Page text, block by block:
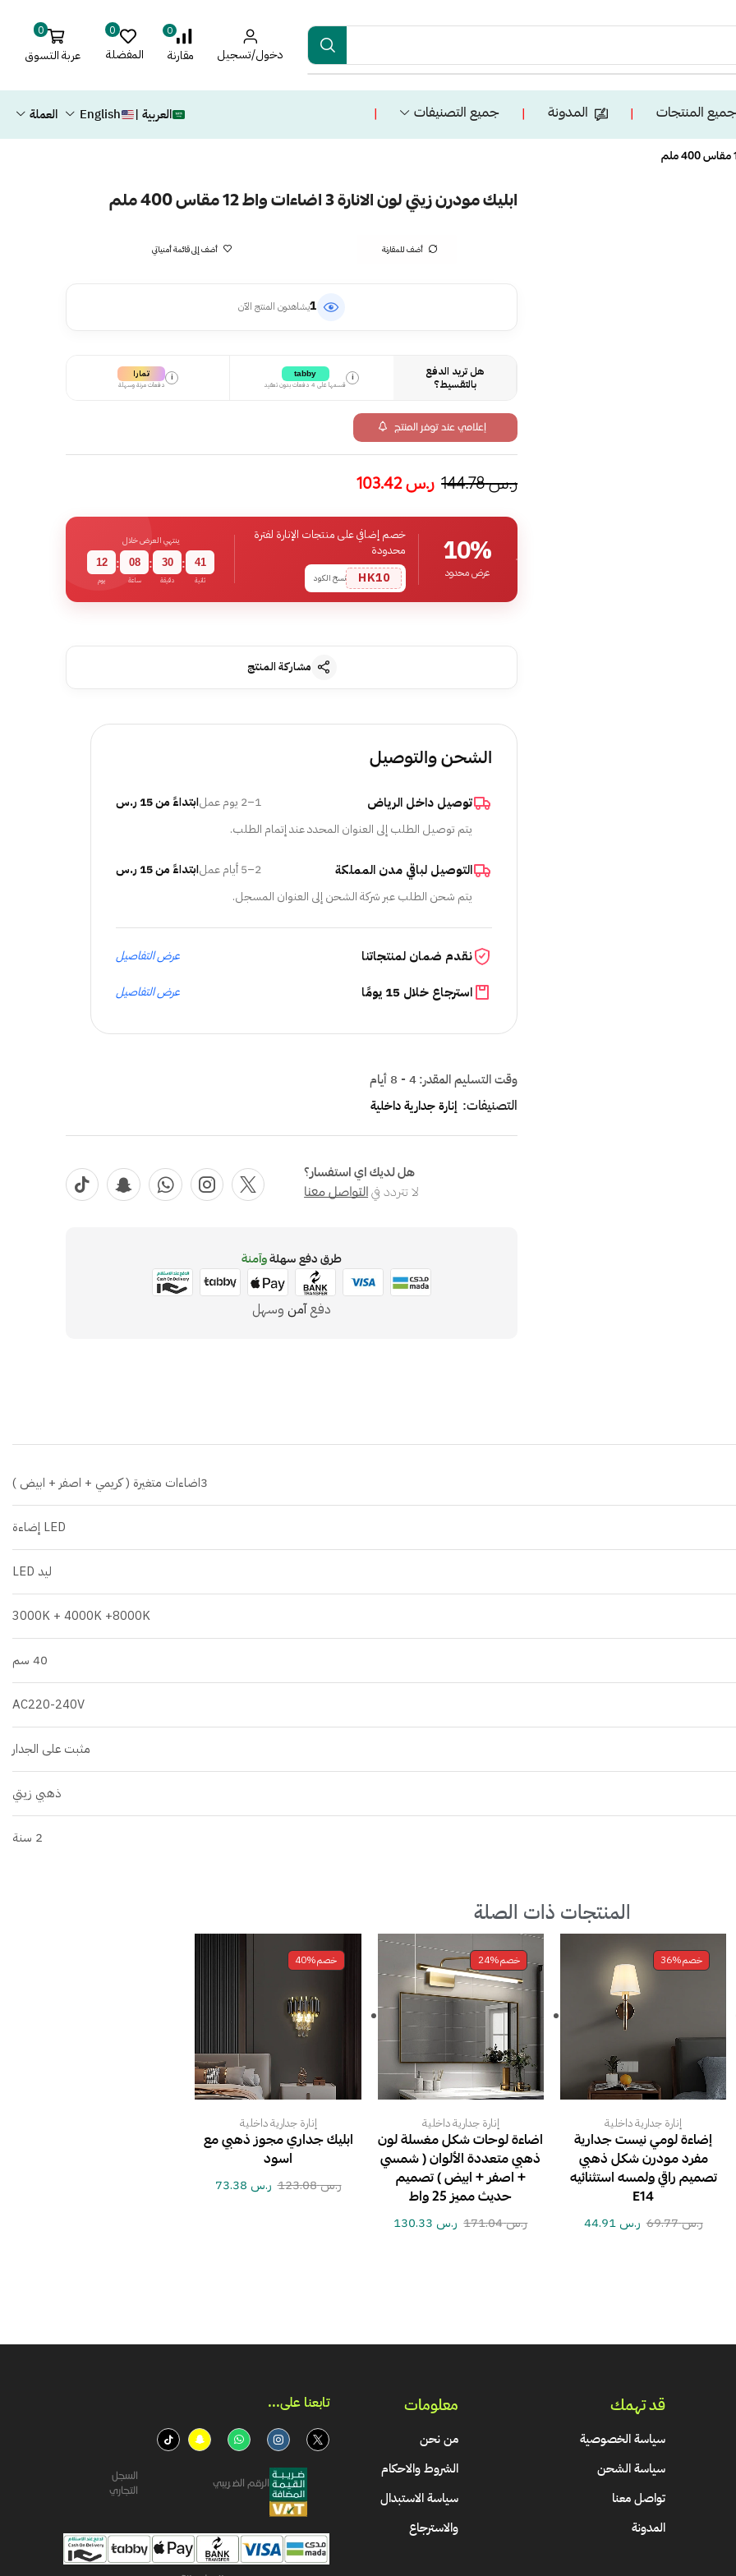
دخول/تسجيل
0
مقارنة
0
المفضلة
0
عربة التسوق
جميع المنتجات ❘ المدونة ❘ جميع التصنيفات ❘ العربية | English العملة
ابليك مودرن زيتي لون الانارة 3 اضاءات واط 12 مقاس 400 ملم
أضف للمقارنة أضف إلى قائمة أمنياتي
1يشاهدون المنتج الآن
هل تريد الدفع
بالتقسيط؟
i
tabby
قسمها على 4 دفعات بدون تعقيد
i تمارا
دفعات مرنة وسهلة
إعلامي عند توفر المنتج
ر.س144.78 ر.س103.42
10%
عرض محدود
خصم إضافي على منتجات الإنارة لفترة
محدودة
HK10 نسخ الكود
ينتهي العرض خلال
12
يوم
: 08
ساعة
: 30
دقيقة
: 40
ثانية
مشاركة المنتج
الشحن والتوصيل
توصيل داخل الرياض 1–2 يوم عمل
ابتداءً من 15 ر.س
يتم توصيل الطلب إلى العنوان المحدد عند إتمام الطلب.
التوصيل لباقي مدن المملكة 2–5 أيام عمل
ابتداءً من 15 ر.س
يتم شحن الطلب عبر شركة الشحن إلى العنوان المسجل.
نقدم ضمان لمنتجاتنا عرض التفاصيل
استرجاع خلال 15 يومًا عرض التفاصيل
وقت التسليم المقدر:4 - 8 أيام
التصنيفات: إنارة جدارية داخلية
هل لديك اي استفسار؟
لا تتردد فيالتواصل معنا
طرق دفع سهلةوآمنة
دفعآمنوسهل
3اضاءات متغيرة ( كريمي + اصفر + ابيض )
LED إضاءة
ليد LED
3000K + 4000K +8000K
40 سم
AC220-240V
مثبت على الجدار
ذهبي زيتي
2 سنة
المنتجات ذات الصلة
خصم36%
إنارة جدارية داخلية
إضاءة لومي نيست جدارية
مفرد مودرن شكل ذهبي
تصميم راقي ولمسه استثنائيه
E14
ر.س69.77 ر.س 44.91
خصم24%
إنارة جدارية داخلية
اضاءة لوحات شكل مغسلة لون
ذهبي متعددة الألوان ( شمسي
+ اصفر + ابيض ) تصميم
حديث مميز 25 واط
ر.س171.04 ر.س
خصم40%
إنارة جدارية داخلية
ابليك جداري مجوز ذهبي مع
اسود
ر.س123.08 ر.س
قد تهمك
سياسة الخصوصية
سياسة الشحن
تواصل معنا
المدونة
معلومات
من نحن
الشروط والاحكام
سياسة الاستبدال
والاسترجاع
تابعنا على...​
الرقم الضريبي
السجل
التجاري